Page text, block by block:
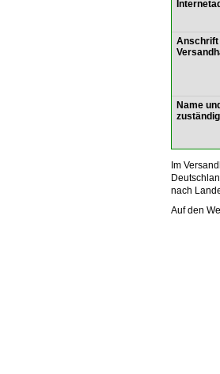
Anschrift
Name
Im
nach
Auf den